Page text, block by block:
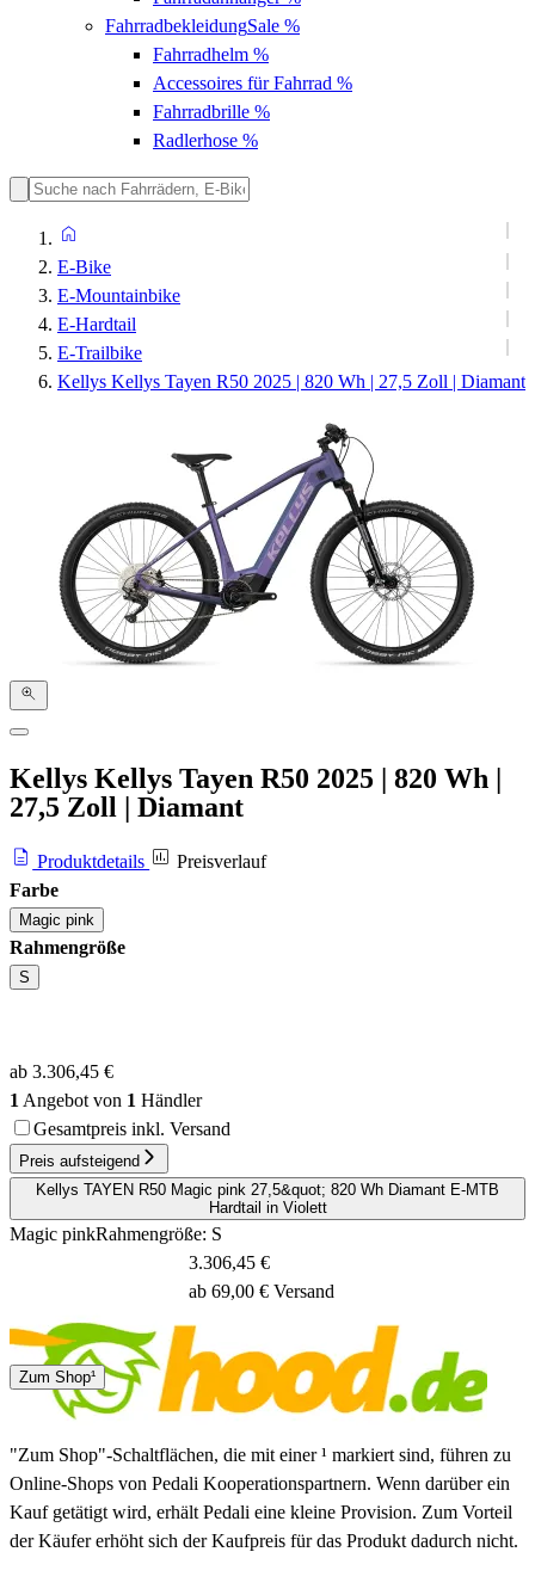
FahrradbekleidungSale %
Fahrradhelm %
Accessoires für Fahrrad %
Fahrradbrille %
Radlerhose %
E-Bike
E-Mountainbike
E-Hardtail
E-Trailbike
Kellys Kellys Tayen R50 2025 | 820 Wh | 27,5 Zoll | Diamant
Kellys Kellys Tayen R50 2025 | 820 Wh |
27,5 Zoll | Diamant
Produktdetails
Preisverlauf
Farbe
Magic pink
Rahmengröße
S
ab 3.306,45 €
1 Angebot von 1 Händler
Gesamtpreis inkl. Versand
Preis aufsteigend
Kellys TAYEN R50 Magic pink 27,5&quot; 820 Wh Diamant E-MTB
Hardtail in Violett
Magic pinkRahmengröße: S
1 - 3 Tage
3.306,45 €
ab 69,00 € Versand
Zum Shop¹
"Zum Shop"-Schaltflächen, die mit einer ¹ markiert sind, führen zu
Online-Shops von Pedali Kooperationspartnern. Wenn darüber ein
Kauf getätigt wird, erhält Pedali eine kleine Provision. Zum Vorteil
der Käufer erhöht sich der Kaufpreis für das Produkt dadurch nicht.